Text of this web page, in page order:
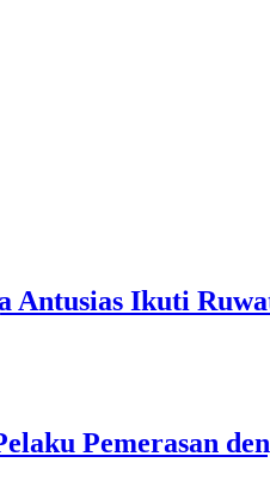
Antusias Ikuti
Pemerasan